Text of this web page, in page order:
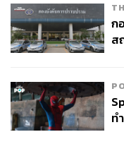
ก
ส
ท